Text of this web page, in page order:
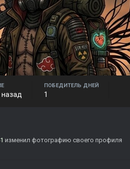
назад
ПОБЕДИТЕЛЬ ДНЕЙ
1
изменил фотографию своего профиля